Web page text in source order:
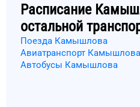
Расписание
остальной
Поезда Камышлова
Авиатранспорт Камышлова
Автобусы Камышлова